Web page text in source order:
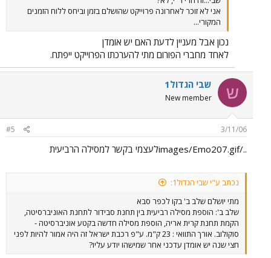
אני לא זוכר לאחרונה פרוייקט שהושלם בזמן וביחס ללוח הזמנים
המקורי...
נכון אבל מעניין לדעת האם יש אומדן
לאחד מחברי הפורום מתי להערכתו הפרוייקט ייפתח.
ש שבי הגדול1
New member
3/11/06
#5
../images/Emo207.gifלעצמי בקשר למסילה הרביעית
נכתב ע"י שבי הגדול1:
מתי יושלם שלב ב' בקו לכפר סבא
שלב ב': הוספת מסילה רביעית בין תחנת סבידור לתחנת האוניברסיטה,
הקמת תחנת קרית אריה, הוספת מסילה חדשה בקטע אוניברסיטה -
סוקולוב. אורך התוואי : 23 ק"מ. ע"פ רכבת ישראל זה היה אמור להיות לפני
חצי שנה יש אומדן עדכני אחר שמישהו יודע עליו?